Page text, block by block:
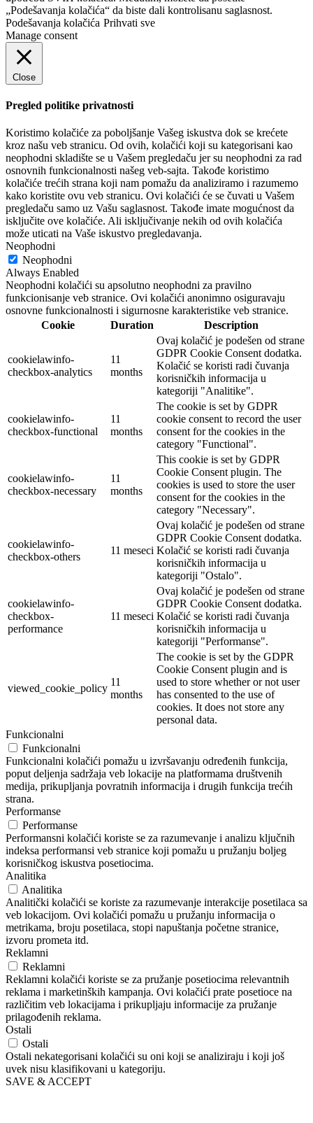
„Podešavanja kolačića“ da biste dali kontrolisanu saglasnost.
Podešavanja kolačića Prihvati sve
Manage consent
Close
Pregled politike privatnosti
Koristimo kolačiće za poboljšanje Vašeg iskustva dok se krećete
kroz našu veb stranicu. Od ovih, kolačići koji su kategorisani kao
neophodni skladište se u Vašem pregledaču jer su neophodni za rad
osnovnih funkcionalnosti našeg veb-sajta. Takođe koristimo
kolačiće trećih strana koji nam pomažu da analiziramo i razumemo
kako koristite ovu veb stranicu. Ovi kolačići će se čuvati u Vašem
pregledaču samo uz Vašu saglasnost. Takođe imate mogućnost da
isključite ove kolačiće. Ali isključivanje nekih od ovih kolačića
može uticati na Vaše iskustvo pregledavanja.
Neophodni
Neophodni
Always Enabled
Neophodni kolačići su apsolutno neophodni za pravilno
funkcionisanje veb stranice. Ovi kolačići anonimno osiguravaju
osnovne funkcionalnosti i sigurnosne karakteristike veb stranice.
Cookie
Duration Description
cookielawinfo-
checkbox-analytics
11
months
Ovaj kolačić je podešen od strane
GDPR Cookie Consent dodatka.
Kolačić se koristi radi čuvanja
korisničkih informacija u
kategoriji "Analitike".
cookielawinfo-
checkbox-functional
11
months
The cookie is set by GDPR
cookie consent to record the user
consent for the cookies in the
category "Functional".
cookielawinfo-
checkbox-necessary
11
months
This cookie is set by GDPR
Cookie Consent plugin. The
cookies is used to store the user
consent for the cookies in the
category "Necessary".
cookielawinfo-
checkbox-others
11 meseci
Ovaj kolačić je podešen od strane
GDPR Cookie Consent dodatka.
Kolačić se koristi radi čuvanja
korisničkih informacija u
kategoriji "Ostalo".
cookielawinfo-
checkbox-
performance
11 meseci
Ovaj kolačić je podešen od strane
GDPR Cookie Consent dodatka.
Kolačić se koristi radi čuvanja
korisničkih informacija u
kategoriji "Performanse".
viewed_cookie_policy
11
months
The cookie is set by the GDPR
Cookie Consent plugin and is
used to store whether or not user
has consented to the use of
cookies. It does not store any
personal data.
Funkcionalni
Funkcionalni
Funkcionalni kolačići pomažu u izvršavanju određenih funkcija,
poput deljenja sadržaja veb lokacije na platformama društvenih
medija, prikupljanja povratnih informacija i drugih funkcija trećih
strana.
Performanse
Performanse
Performansni kolačići koriste se za razumevanje i analizu ključnih
indeksa performansi veb stranice koji pomažu u pružanju boljeg
korisničkog iskustva posetiocima.
Analitika
Analitika
Analitički kolačići se koriste za razumevanje interakcije posetilaca sa
veb lokacijom. Ovi kolačići pomažu u pružanju informacija o
metrikama, broju posetilaca, stopi napuštanja početne stranice,
izvoru prometa itd.
Reklamni
Reklamni
Reklamni kolačići koriste se za pružanje posetiocima relevantnih
reklama i marketinških kampanja. Ovi kolačići prate posetioce na
različitim veb lokacijama i prikupljaju informacije za pružanje
prilagođenih reklama.
Ostali
Ostali
Ostali nekategorisani kolačići su oni koji se analiziraju i koji još
uvek nisu klasifikovani u kategoriju.
SAVE & ACCEPT